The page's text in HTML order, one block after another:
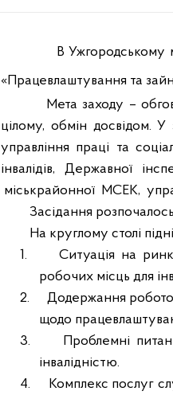
В Ужгородському
«Працевлаштування та
Мета заходу –
цілому, обмін досвідом. У
управління праці та
інвалідів, Державної
міськрайонної МСЕК,
Засідання
На круглому столі
1.
Ситуація на
робочих місць для
2.
Додержання
щодо
3.
Проблемні
інвалідністю.
4.
Комплекс послуг